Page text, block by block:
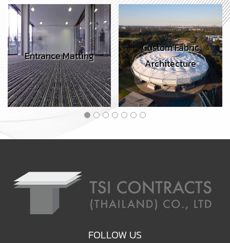
Entrance Matting
Custom Fabric
Architecture
FOLLOW US